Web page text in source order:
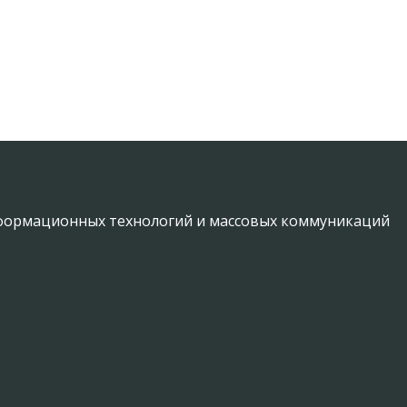
технологий и массовых коммуникаций